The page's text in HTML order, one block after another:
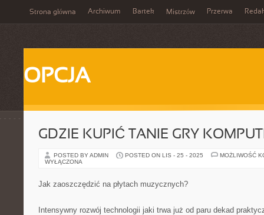
Strona główna Archiwum Bartek Mistrzów Przerwa
OPCJA
GDZIE KUPIĆ TANIE GRY
POSTED BY ADMIN POSTED ON LIS - 25 - 2025
MOŻLIWOŚĆ
WYŁĄCZONA
Jak zaoszczędzić na płytach muzycznych?
Intensywny rozwój technologii jaki trwa już od paru dekad